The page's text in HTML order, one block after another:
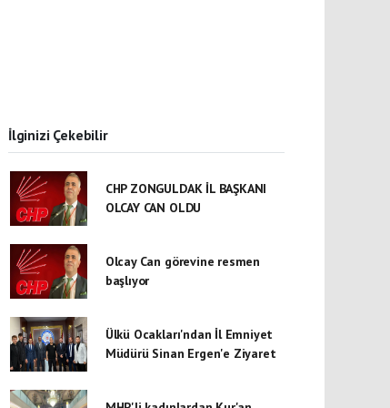
İlginizi Çekebilir
CHP ZONGULDAK İL BAŞKANI
OLCAY CAN OLDU
Olcay Can görevine resmen
başlıyor
Ülkü Ocakları'ndan İl Emniyet
Müdürü Sinan Ergen'e Ziyaret